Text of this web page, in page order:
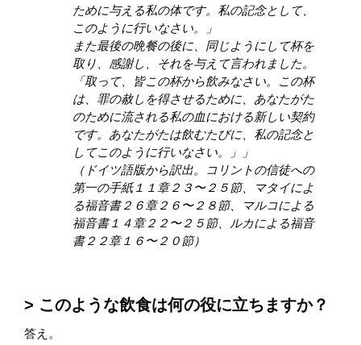
ために与える私の体です。私の記念として、
このように行いなさい。」
また最後の晩餐の後に、同じようにして杯を
取り、感謝し、それを与えて言われました。
「取って、皆この杯から飲みなさい。この杯
は、罪の赦しを得させるために、あなたがた
のために流される私の血における新しい契約
です。あなたがたは飲むたびに、私の記念と
してこのように行いなさい。」」
（ドイツ語版から訳出。コリントの信徒への
第一の手紙１１章２３〜２５節、マタイによ
る福音書２６章２６〜２８節、マルコによる
福音書１４章２２〜２５節、ルカによる福音
書２２章１６〜２０節）
このような飲食は何の役に立ちますか？
答え。